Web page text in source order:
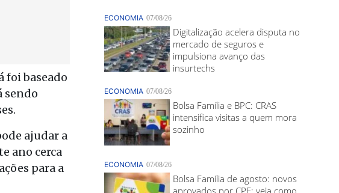
foi baseado
sendo
ajudar a
ano cerca
para a